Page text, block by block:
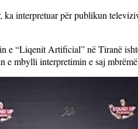
interpretuar për publikun
e “Liqenit Artificial” në Tiranë
e mbylli interpretimin e saj